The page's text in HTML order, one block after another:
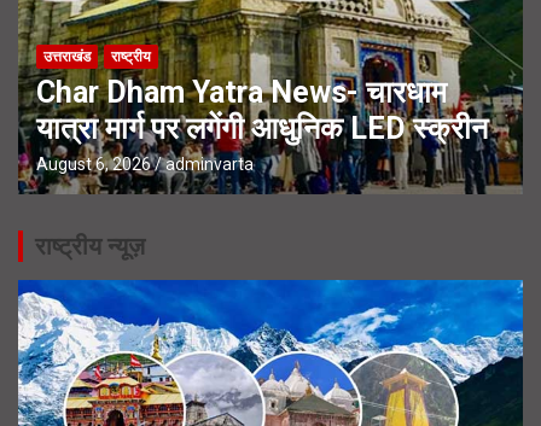
उत्तराखंड राष्ट्रीय
Char Dham Yatra News- चारधाम
यात्रा मार्ग पर लगेंगी आधुनिक LED स्क्रीन
August 6, 2026 adminvarta
राष्ट्रीय न्यूज़